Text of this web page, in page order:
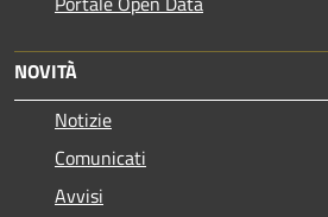
NOVITÀ
Notizie
Comunicati
Avvisi